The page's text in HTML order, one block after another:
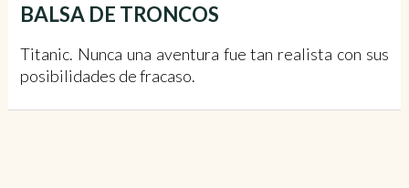
BALSA DE TRONCOS
Titanic. Nunca una aventura fue tan realista con sus
posibilidades de fracaso.